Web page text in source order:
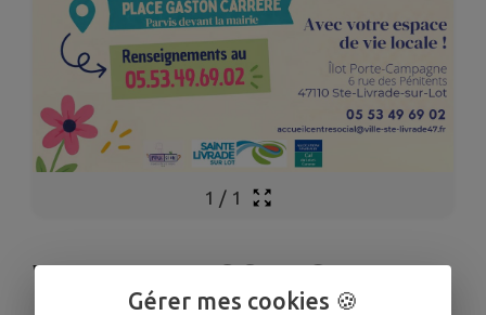
1 / 1
VIDE DRESSING
Gérer mes cookies 🍪